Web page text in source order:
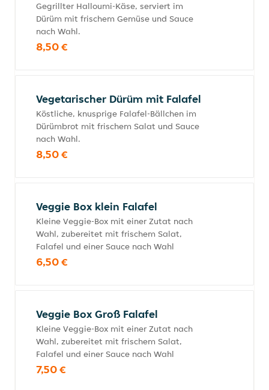
Gegrillter Halloumi-Käse, serviert im
Dürüm mit frischem Gemüse und Sauce
nach Wahl.
8,50 €
Vegetarischer Dürüm mit Falafel
Köstliche, knusprige Falafel-Bällchen im
Dürümbrot mit frischem Salat und Sauce
nach Wahl.
8,50 €
Veggie Box klein Falafel
Kleine Veggie-Box mit einer Zutat nach
Wahl, zubereitet mit frischem Salat,
Falafel und einer Sauce nach Wahl
6,50 €
Veggie Box Groß Falafel
Kleine Veggie-Box mit einer Zutat nach
Wahl, zubereitet mit frischem Salat,
Falafel und einer Sauce nach Wahl
7,50 €